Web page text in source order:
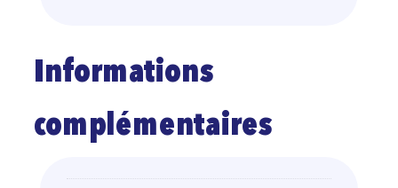
Informations
complémentaires